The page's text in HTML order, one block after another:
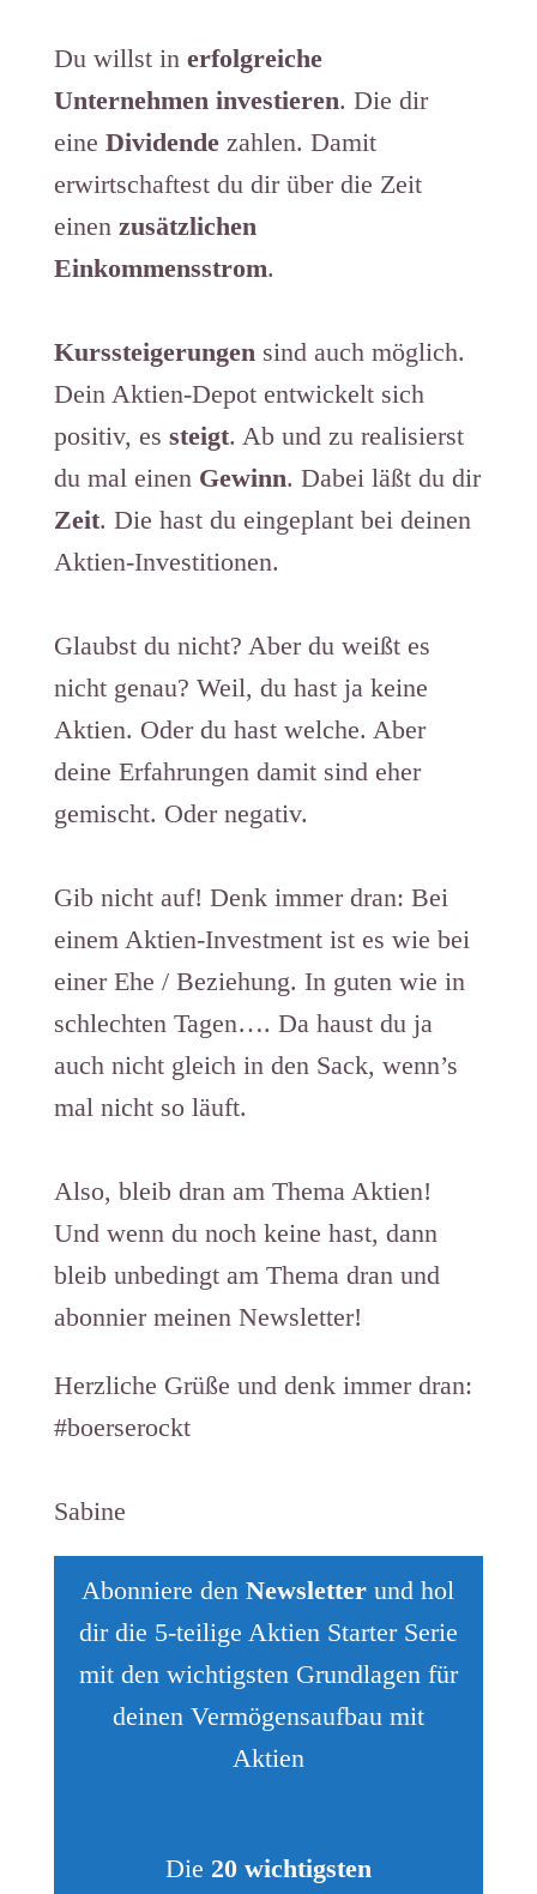
Du willst in erfolgreiche
Unternehmen investieren. ​​Die dir
eine Dividendezahlen. Damit
erwirtschaftest du dir über die Zeit
einen zusätzlichen
Einkommensstrom.
Kurssteigerungensind auch möglich.
Dein Aktien-Depot entwickelt sich
positiv, es steigt. Ab und zu realisierst
du mal einen Gewinn. Dabei läßt du dir
Zeit. Die hast du eingeplant bei deinen
Aktien-Investitionen.
Glaubst du nicht? Aber du weißt es
nicht genau? Weil, du hast ja keine
Aktien. Oder du hast welche. Aber
deine Erfahrungen damit sind eher
gemischt. Oder negativ.
Gib nicht auf! Denk immer dran: Bei
einem Aktien-Investment ist es wie bei
einer Ehe / Beziehung. In guten wie in
schlechten Tagen…. Da haust du ja
auch nicht gleich in den Sack, wenn’s
mal nicht so läuft.
Also, bleib dran am Thema Aktien! ​​​​​​
Und wenn du noch keine hast, dann
bleib unbedingt am Thema dran und
abonnier meinen Newsletter!
Herzliche Grüße und denk immer dran:
#boerserockt
Sabine
Abonniere denNewsletter und hol
dir die 5-teilige Aktien Starter Serie
mit den wichtigsten Grundlagen für
deinen Vermögensaufbau mit
Aktien
Die 20 wichtigsten